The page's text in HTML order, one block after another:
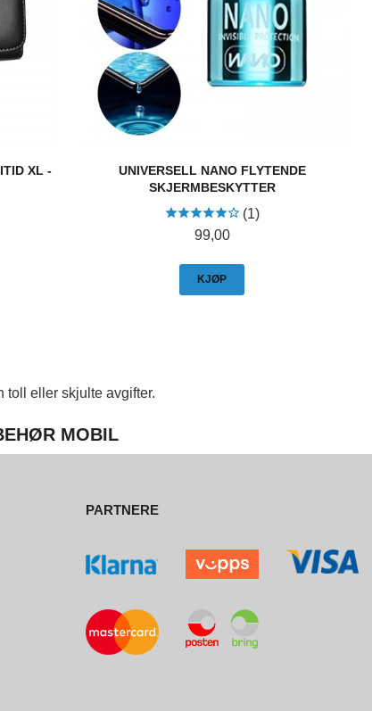
XL -
UNIVERSELL NANO FLYTENDE
SKJERMBESKYTTER
(1)
Pris
99,00
KJØP
toll eller skjulte avgifter.
MOBIL
PARTNERE